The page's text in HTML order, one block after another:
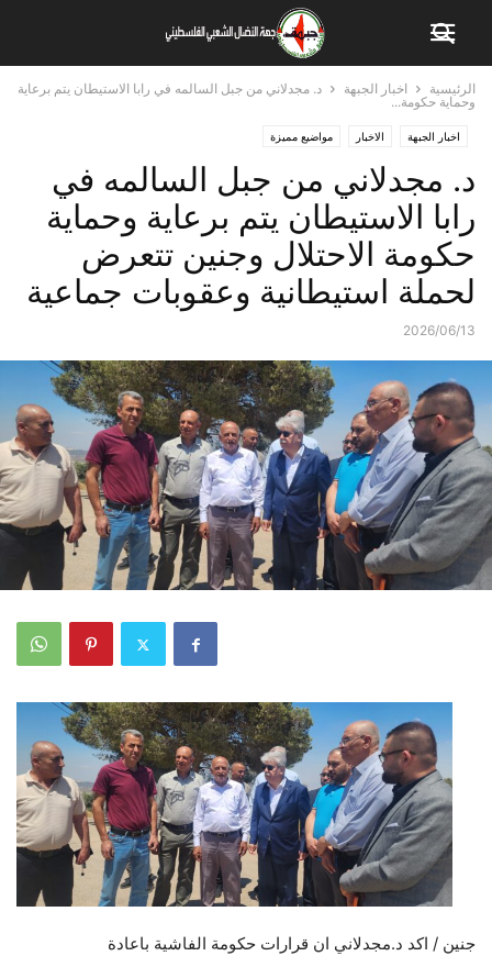
الرئيسية اخبار الجبهة
د. مجدلاني من جبل السالمه في رابا الاستيطان يتم برعاية
وحماية حكومة...
اخبار الجبهة الاخبار مواضيع مميزة
د. مجدلاني من جبل السالمه في
رابا الاستيطان يتم برعاية وحماية
حكومة الاحتلال وجنين تتعرض
لحملة استيطانية وعقوبات جماعية
2026/06/13
جنين / اكد د.مجدلاني ان قرارات حكومة الفاشية باعادة